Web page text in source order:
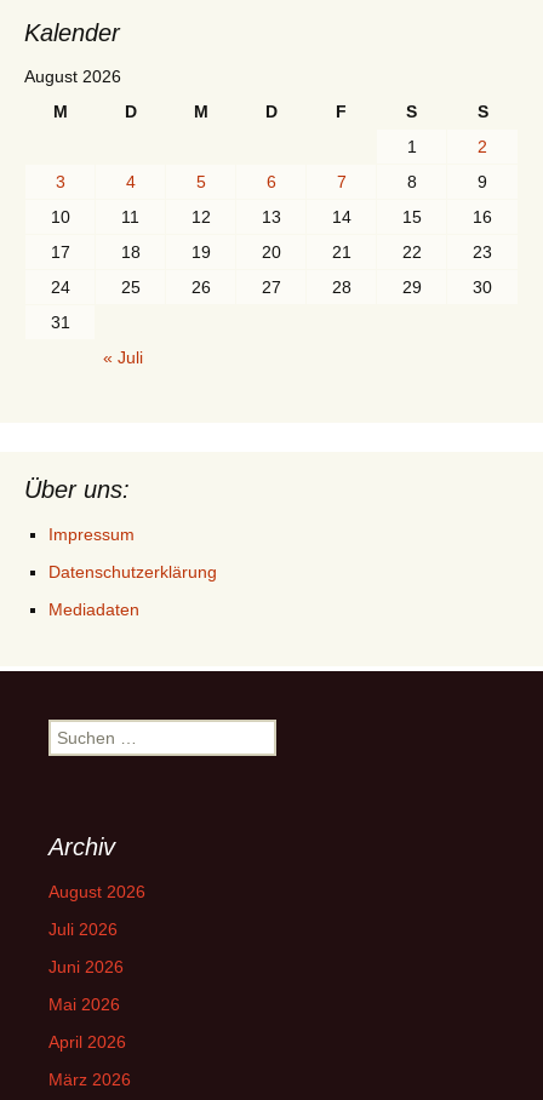
Kalender
August 2026
M
D M D F S
S
1
2
3
4 5 6 7 8
9
10
11 12 13 14 15
16
17
18 19 20 21 22
23
24
25 26 27 28 29
30
31
« Juli
Über uns:
Impressum
Datenschutzerklärung
Mediadaten
Suchen
nach:
Archiv
August 2026
Juli 2026
Juni 2026
Mai 2026
April 2026
März 2026